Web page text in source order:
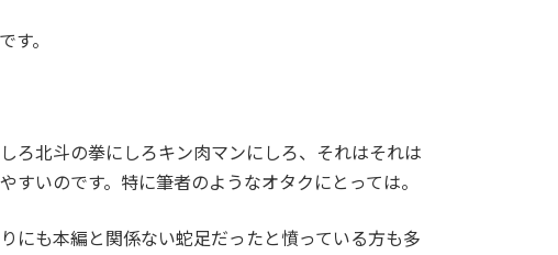
す。
ろ北斗の拳にしろキン肉マンにしろ、それはそれは
いのです。特に筆者のようなオタクにとっては。
にも本編と関係ない蛇足だったと憤っている方も多